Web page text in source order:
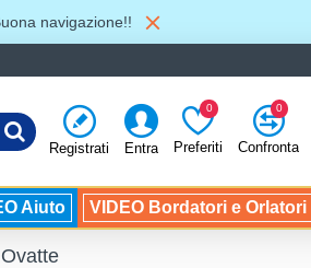
navigazione!!
Registrati Entra Preferiti
0
Confronta
0
Aiuto VIDEO Bordatori e Orlatori
Ovatte